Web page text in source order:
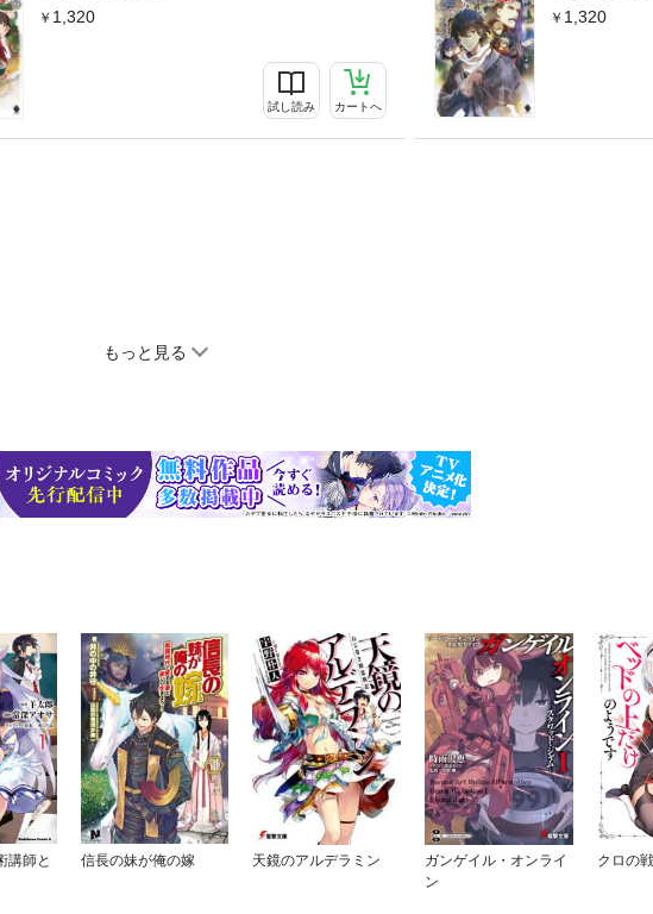
1,320
試し読み カートへ
1,320
もっと見る
講師と
信長の妹が俺の嫁 天鏡のアルデラミン
ガンゲイル・オンライ
ン
クロの